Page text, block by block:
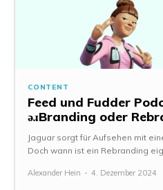
CONTENT
Feed und Fudder
ǝɹBranding oder
Jaguar sorgt für Aufsehen mit
Doch wann ist ein Rebranding
Alexander Hein - 4. Dezember 2024